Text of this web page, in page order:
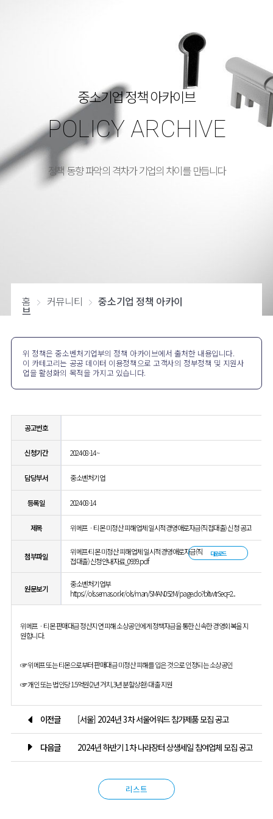
중소기업 정책 아카이브
POLICY ARCHIVE
정책 동향 파악의 격차가 기업의 차이를 만듭니다
홈 커뮤니티 중소기업 정책 아카이
브
위 정책은 중소벤처기업부의 정책 아카이브에서 출처한 내용입니다.
이 카테고리는 공공 데이터 이용정책으로 고객사의 정부정책 및 지원사
업을 활성화의 목적을 가지고 있습니다.
공고번호
신청기간 2024-08-14 ~
담당부서 중소벤처기업
등록일 2024-08-14
제목 위메프ㆍ티몬 미정산 피해업체 일시적경영애로자금(직접대출) 신청 공고
첨부파일
위메프·티몬 미정산 피해업체 일시적경영애로자금(직
접대출) 신청안내자료_0939.pdf
다운로드
원문보기
중소벤처기업부
https://ols.semas.or.kr/ols/man/SMAN052M/page.do?bltwtrSeq=2...
위메프ㆍ티몬 판매대금 정산지연 피해 소상공인에게 정책자금을 통한 신속한 경영회복을 지
원합니다.
☞ 위메프 또는 티몬으로부터 판매대금 미정산 피해를 입은 것으로 인정되는 소상공인
☞ 개인 또는 법인당 1.5억원(2년 거치, 3년 분할상환) 대출 지원
이전글 [서울] 2024년 3차 서울어워드 참가제품 모집 공고
다음글 2024년 하반기 1차 나라장터 상생세일 참여업체 모집 공고
리스트